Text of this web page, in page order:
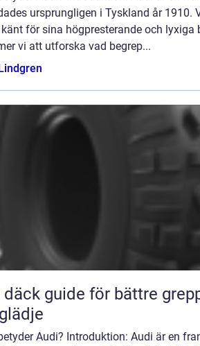
ursprungligen i Tyskland år 1910.
för sina högpresterande och lyxiga
vi att utforska vad begrep...
grepp, säkerhet och
Audi? Introduktion: Audi är en